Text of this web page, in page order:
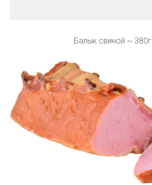
Балык свиной ~ 380г